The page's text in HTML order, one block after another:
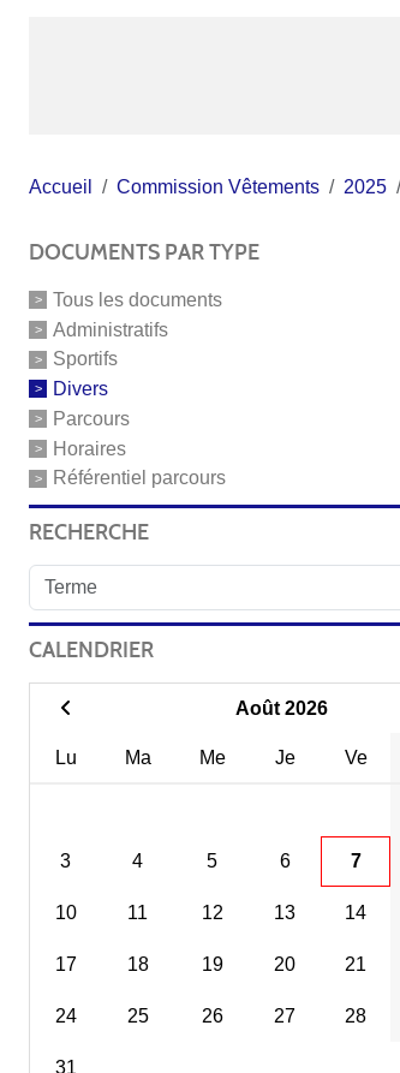
Accueil Commission Vêtements 2025
DOCUMENTS PAR TYPE
Tous les documents
Administratifs
Sportifs
Divers
Parcours
Horaires
Référentiel parcours
RECHERCHE
CALENDRIER
Août 2026
Lu Ma Me Je Ve
3 4 5 6 7
10 11 12 13 14
17 18 19 20 21
24 25 26 27 28
31